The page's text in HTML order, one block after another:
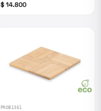
$ 14.800
PROB1361